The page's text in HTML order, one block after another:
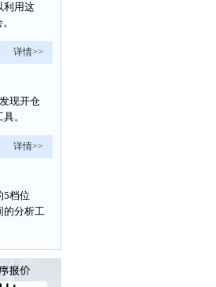
利用这
详情>>
现开仓
。
详情>>
5档位
的分析工